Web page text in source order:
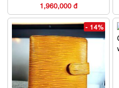
1,960,000 đ
- 14%